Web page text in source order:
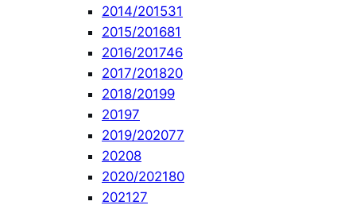
2014/201531
2015/201681
2016/201746
2017/201820
2018/20199
20197
2019/202077
20208
2020/202180
202127